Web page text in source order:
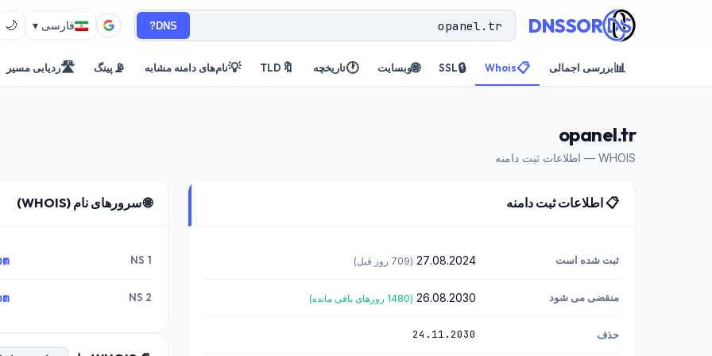
DNSSOR
DNS? فارسی ▾ 🌙
📊بررسی اجمالی 📋
Whois
🔒
SSL
🌐وبسایت 🕐تاریخچه 🔖
TLD
💡نام‌های دامنه مشابه 📡 پینگ 🛣️ردیابی مسیر
opanel.tr
WHOIS — اطلاعات ثبت دامنه
📋 اطلاعات ثبت دامنه
ثبت شده است 27.08.2024 (709 روز قبل)
منقضی می شود 26.08.2030 (1480 روزهای باقی مانده)
حذف 24.11.2030
🌐 سرورهای نام (WHOIS)
NS 1
NS 2